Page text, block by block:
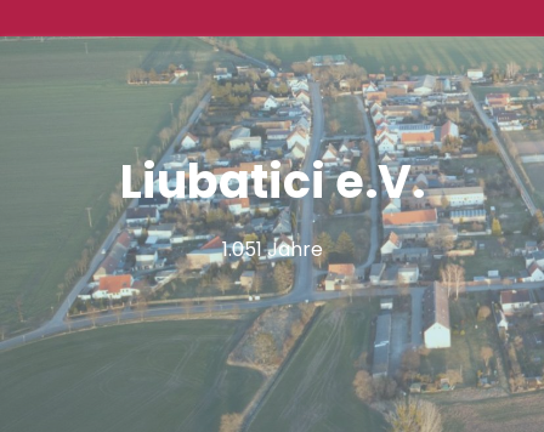
Liubatici e.V.
1.051 Jahre